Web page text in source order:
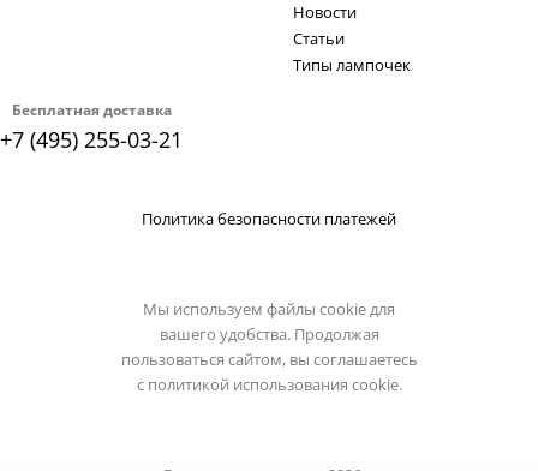
Бесплатная доставка
+7 (495) 255-03-21
Новости
Статьи
Типы лампочек
Политика безопасности платежей
Мы используем файлы cookie для
вашего удобства. Продолжая
пользоваться сайтом, вы соглашаетесь
с политикой использования cookie.